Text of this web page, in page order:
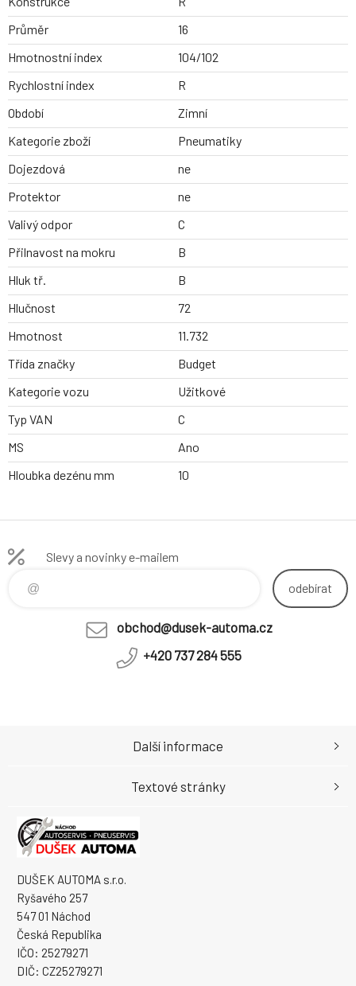
Průměr
16
Hmotnostní index
104/102
Rychlostní index
R
Období
Zimní
Kategorie zboží
Pneumatiky
Dojezdová
ne
Protektor
ne
Valivý odpor
C
Přilnavost na mokru
B
Hluk tř.
B
Hlučnost
72
Hmotnost
11.732
Třída značky
Budget
Kategorie vozu
Užitkové
Typ VAN
C
MS
Ano
Hloubka dezénu mm
10
Slevy a novinky e-mailem
odebírat
obchod@dusek-automa.cz
+420 737 284 555
DUŠEK AUTOMA s.r.o.
Ryšavého 257
547 01 Náchod
Česká Republika
IČO: 25279271
DIČ: CZ25279271
Další informace
Textové stránky